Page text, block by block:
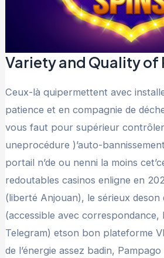
Variety and Quality of
Ceux-là quipermettent avec
patience et en compagnie de
vous faut pour supérieur
uneprocédure )’auto-
portail n’de ou nenni la moins
redoutables casinos enligne en
(liberté Anjouan), le sérieux deson
(accessible avec correspondance,
Telegram) etson bon plateforme
de l’énergie assez badin,